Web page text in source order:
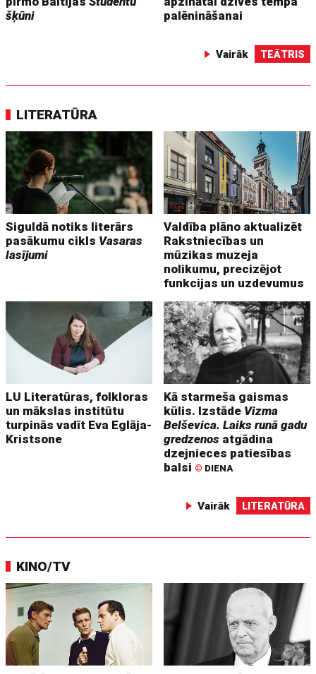
šķūni
palēnināšanai
Vairāk TEĀTRIS
LITERATŪRA
Siguldā notiks literārs
pasākumu cikls Vasaras
lasījumi
Valdība plāno aktualizēt
Rakstniecības un
mūzikas muzeja
nolikumu, precizējot
funkcijas un uzdevumus
LU Literatūras, folkloras
un mākslas institūtu
turpinās vadīt Eva Eglāja-
Kristsone
Kā starmeša gaismas
kūlis. Izstāde Vizma
Belševica. Laiks runā gadu
gredzenos atgādina
dzejnieces patiesības
balsi © DIENA
Vairāk LITERATŪRA
KINO/TV